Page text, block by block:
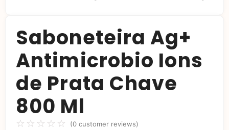
Saboneteira Ag+
Antimicrobio Ions
de Prata Chave
800 Ml
☆ ☆ ☆ ☆ ☆ (0 customer reviews)